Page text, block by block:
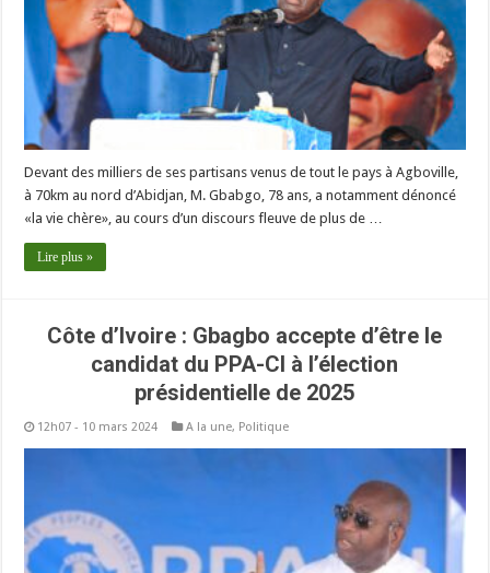
Devant des milliers de ses partisans venus de tout le pays à Agboville,
à 70km au nord d’Abidjan, M. Gbabgo, 78 ans, a notamment dénoncé
«la vie chère», au cours d’un discours fleuve de plus de …
Lire plus »
Côte d’Ivoire : Gbagbo accepte d’être le
candidat du PPA-CI à l’élection
présidentielle de 2025
12h07 - 10 mars 2024 A la une, Politique